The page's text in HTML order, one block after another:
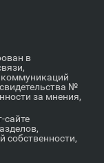
в
№
за мнения,
сайте
собственности,